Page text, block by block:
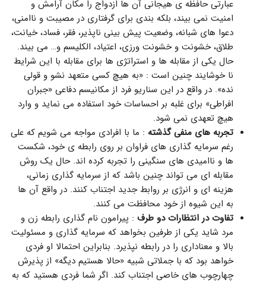
عبارتی حافظه ی هیجانی آن ها ازدواج را مکان آرامش و
امنیت نمی بیند، بلکه بندی برای گرفتاری در مصیبت و ناامنی،
دعوا های شبانه، وضعیت پیش بینی ناپذیر، فقر، فساد، خیانت،
طلاق، خشونت و خشونت ورزی، اعتیاد، الکلیسم و… می بیند.
حال یکی از مقابله ها و استراتژی ها برای مقابله با این شرایط
نا خوشایند چنین است : «به هیچ کسی متعهد نشو و قولی
نده». در واقع در این سناریو فرد از مکانیسم دفاعی «جبران
افراطی» برای غلبه بر احساسات خود استفاده می نماید و وارد
هیچ تعهدی نمی شود.
تجربه های منفی گذشته : ما با افرادی مواجه می شویم که علی
رغم سرمایه گذاری های فراوان بر روی رابطه ی خود، شکست
ها و ناامیدی های سنگینی را تجربه کرده اند. حال یک روش
مقابله ای می تواند چنین باشد که از سرمایه گذاری زمانی،
هزینه ای و انرژی بر روابط جدید اجتناب کنند. در واقع آن ها
به این شیوه از خود محافظت می کنند.
تفاوت در انتظارات دو طرف : پیرامون نام گذاری رابطه زن و
مرد شاید یکی از طرفین بخواهد که سرمایه گذاری و مسئولیت
بالا و معناداری را در رابطه نپذیرد. بنابراین احتمالا او فردی
خواهد بود که با جملاتی شبیه «حالا هستیم دیگه» از پذیرش
چهارچوب های خاصی اجتناب کند. اگر شما فردی هستید که به